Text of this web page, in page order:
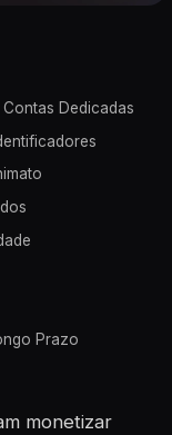
Dedicadas
Prazo
monetizar